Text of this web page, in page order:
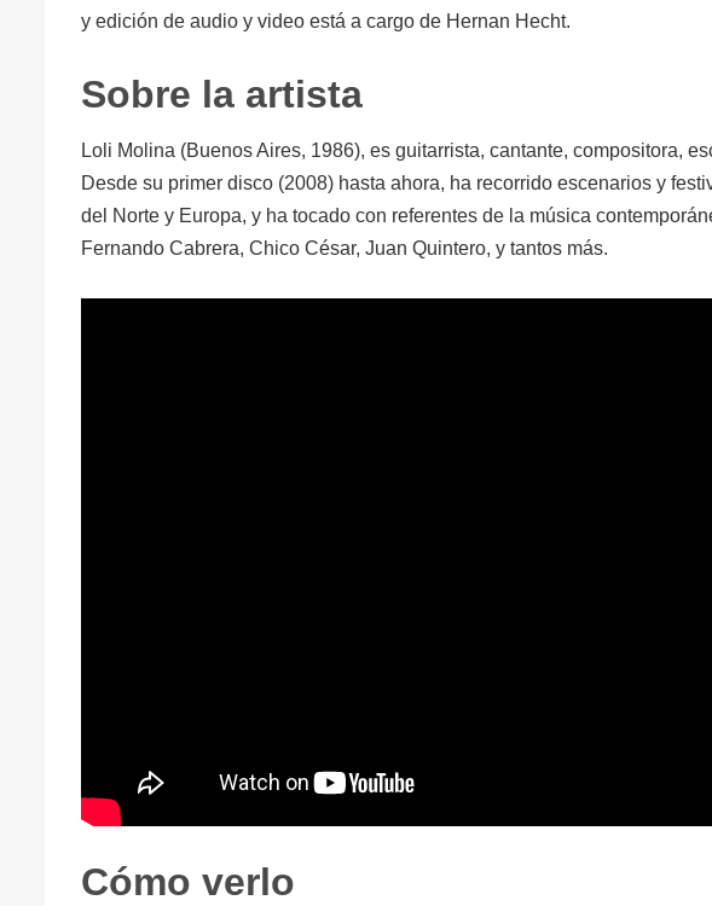
y edición de audio y video está a cargo de Hernan Hecht.
Sobre la artista
Loli Molina (Buenos Aires, 1986), es guitarrista, cantante, compositora,
Desde su primer disco (2008) hasta ahora, ha recorrido escenarios y
del Norte y Europa, y ha tocado con referentes de la música
Fernando Cabrera, Chico César, Juan Quintero, y tantos más.
Cómo verlo